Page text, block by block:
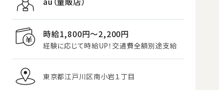
時給1,800円〜2,200円
経験に応じて時給UP！交通費全額別途支給
東京都江戸川区南小岩１丁目